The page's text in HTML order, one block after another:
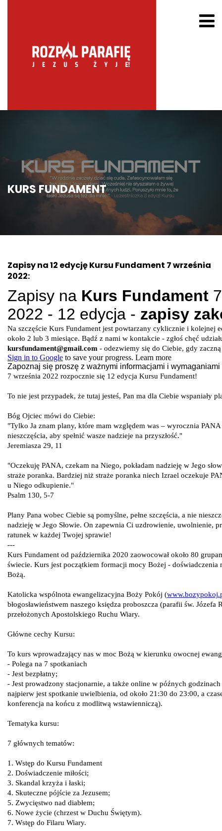
KURS FUNDAMENT
Zapisy na 12 edycję Kursu Fundament 7 września
2022: